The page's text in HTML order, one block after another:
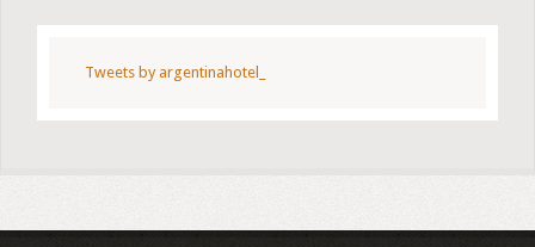
Tweets by argentinahotel_